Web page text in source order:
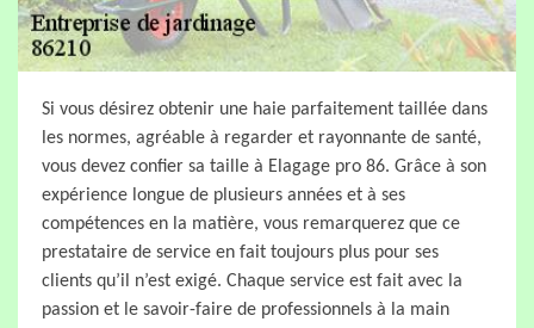
Si vous désirez obtenir une haie parfaitement taillée dans
les normes, agréable à regarder et rayonnante de santé,
vous devez confier sa taille à Elagage pro 86. Grâce à son
expérience longue de plusieurs années et à ses
compétences en la matière, vous remarquerez que ce
prestataire de service en fait toujours plus pour ses
clients qu’il n’est exigé. Chaque service est fait avec la
passion et le savoir-faire de professionnels à la main